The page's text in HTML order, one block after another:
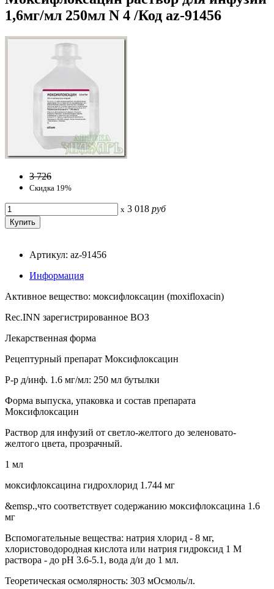
1,6мг/мл 250мл N 4 /Код az-91456
3 726
Скидка 19%
x 3 018 руб
Артикул: az-91456
Информация
Активное вещество: моксифлоксацин (moxifloxacin)
Rec.INN зарегистрированное ВОЗ
Лекарственная форма
Рецептурный препарат Моксифлоксацин
Р-р д/инф. 1.6 мг/мл: 250 мл бутылки
Форма выпуска, упаковка и состав препарата
Моксифлоксацин
Раствор для инфузий от светло-желтого до зеленовато-
желтого цвета, прозрачный.
1 мл
моксифлоксацина гидрохлорид 1.744 мг
&emsp.,что соответствует содержанию моксифлоксацина 1.6
мг
Вспомогательные вещества: натрия хлорид - 8 мг,
хлористоводородная кислота или натрия гидроксид 1 М
раствора - до pH 3.6-5.1, вода д/и до 1 мл.
Теоретическая осмолярность: 303 мОсмоль/л.